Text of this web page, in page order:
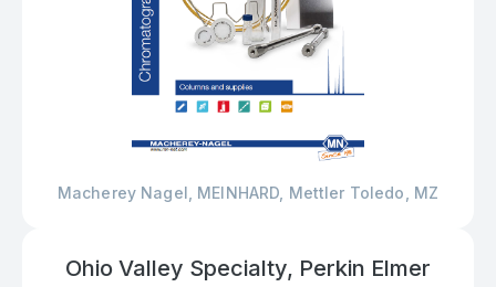
Macherey Nagel, MEINHARD, Mettler Toledo, MZ
Ohio Valley Specialty, Perkin Elmer